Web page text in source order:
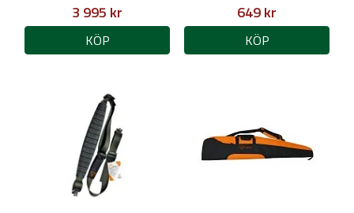
3 995 kr
KÖP
649 kr
KÖP